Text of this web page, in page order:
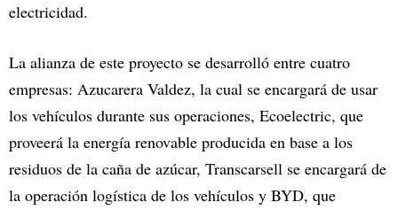
electricidad.
La alianza de este proyecto se desarrolló entre cuatro
empresas: Azucarera Valdez, la cual se encargará de usar
los vehículos durante sus operaciones, Ecoelectric, que
proveerá la energía renovable producida en base a los
residuos de la caña de azúcar, Transcarsell se encargará de
la operación logística de los vehículos y BYD, que